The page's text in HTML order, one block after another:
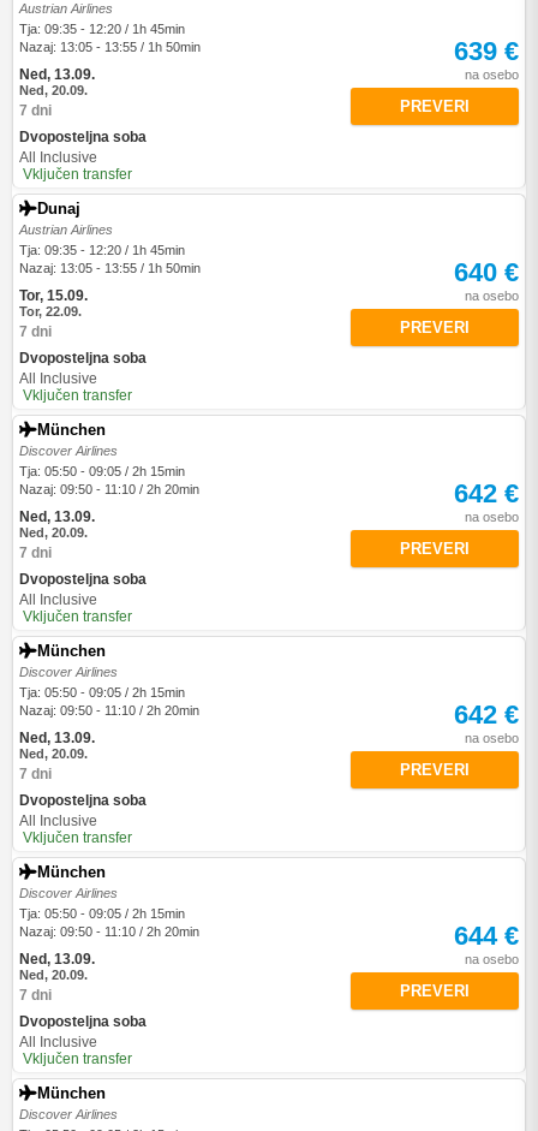
Austrian Airlines
Tja: 09:35 - 12:20 / 1h 45min
Nazaj: 13:05 - 13:55 / 1h 50min
Ned, 13.09.
Ned, 20.09.
7 dni
Dvoposteljna soba
All Inclusive
Vključen transfer
639 €
na osebo
PREVERI
Dunaj
Austrian Airlines
Tja: 09:35 - 12:20 / 1h 45min
Nazaj: 13:05 - 13:55 / 1h 50min
Tor, 15.09.
Tor, 22.09.
7 dni
Dvoposteljna soba
All Inclusive
Vključen transfer
640 €
na osebo
PREVERI
München
Discover Airlines
Tja: 05:50 - 09:05 / 2h 15min
Nazaj: 09:50 - 11:10 / 2h 20min
Ned, 13.09.
Ned, 20.09.
7 dni
Dvoposteljna soba
All Inclusive
Vključen transfer
642 €
na osebo
PREVERI
München
Discover Airlines
Tja: 05:50 - 09:05 / 2h 15min
Nazaj: 09:50 - 11:10 / 2h 20min
Ned, 13.09.
Ned, 20.09.
7 dni
Dvoposteljna soba
All Inclusive
Vključen transfer
642 €
na osebo
PREVERI
München
Discover Airlines
Tja: 05:50 - 09:05 / 2h 15min
Nazaj: 09:50 - 11:10 / 2h 20min
Ned, 13.09.
Ned, 20.09.
7 dni
Dvoposteljna soba
All Inclusive
Vključen transfer
644 €
na osebo
PREVERI
München
Discover Airlines